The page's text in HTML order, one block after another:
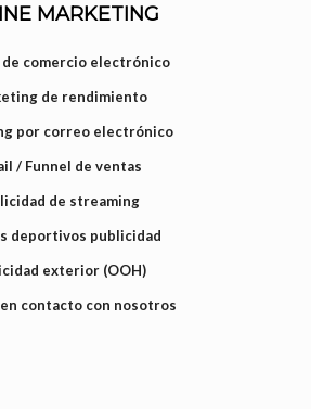
MARKETING
de comercio electrónico
de rendimiento
por correo electrónico
/ Funnel de ventas
de streaming
deportivos publicidad
exterior (OOH)
en contacto con nosotros